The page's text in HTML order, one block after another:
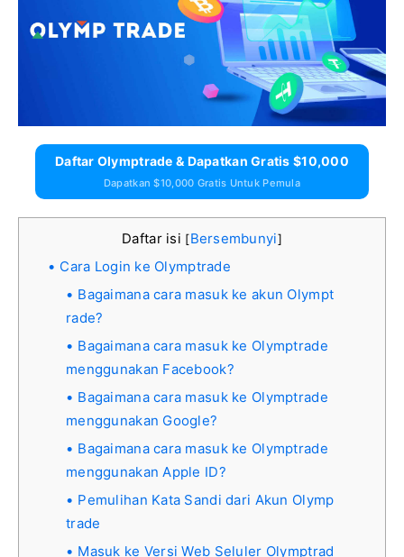
Daftar Olymptrade & Dapatkan Gratis $10,000
Dapatkan $10,000 Gratis Untuk Pemula
Daftar isi [Bersembunyi]
Cara Login ke Olymptrade
Bagaimana cara masuk ke akun Olympt
rade?
Bagaimana cara masuk ke Olymptrade
menggunakan Facebook?
Bagaimana cara masuk ke Olymptrade
menggunakan Google?
Bagaimana cara masuk ke Olymptrade
menggunakan Apple ID?
Pemulihan Kata Sandi dari Akun Olymp
trade
Masuk ke Versi Web Seluler Olymptrad